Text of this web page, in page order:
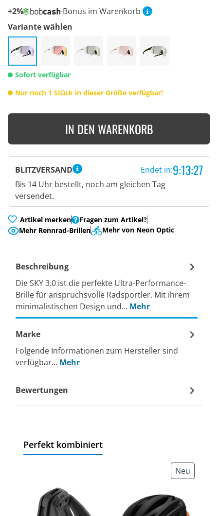
+2%
-Bonus im Warenkorb
Variante wählen
Sofort verfügbar
Nur noch 1 Stück in dieser Größe verfügbar!
IN DEN WARENKORB
BLITZVERSAND
Bis 14 Uhr bestellt, noch am gleichen Tag
versendet.
Endet in:9:13:26
Artikel merken
Fragen zum Artikel?
Mehr Rennrad-Brillen
Mehr von Neon Optic
Perfekt kombiniert
Neu
Beschreibung
Die SKY 3.0 ist die perfekte Ultra-Performance-
Brille für anspruchsvolle Radsportler. Mit ihrem
minimalistischen Design und… Mehr
Marke
Folgende Informationen zum Hersteller sind
verfügbar... Mehr
Bewertungen